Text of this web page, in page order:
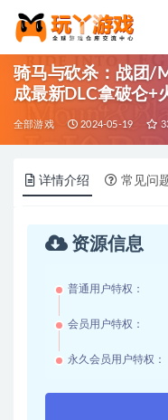
骑马与砍杀：战团/
成最新DLC拿破仑+
全部游戏 2024-05-19
详情介绍 常见问
资源信息
普通用户特权：
会员用户特权：
永久会员用户特权：